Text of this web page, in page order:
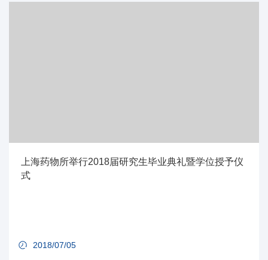
上海药物所举行2018届研究生毕业典礼暨学位授予仪
式
2018/07/05